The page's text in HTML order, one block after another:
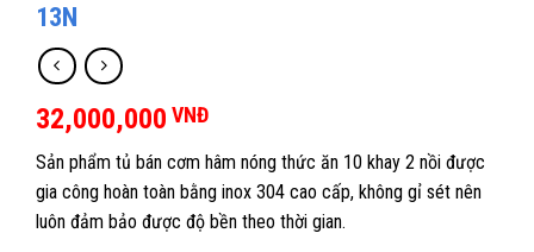
13N
32,000,000 VNĐ
Sản phẩm tủ bán cơm hâm nóng thức ăn 10 khay 2 nồi được
gia công hoàn toàn bằng inox 304 cao cấp, không gỉ sét nên
luôn đảm bảo được độ bền theo thời gian.